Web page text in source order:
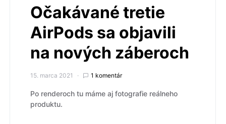
Očakávané tretie
AirPods sa objavili
na nových záberoch
15. marca 2021 1 komentár
Po renderoch tu máme aj fotografie reálneho
produktu.